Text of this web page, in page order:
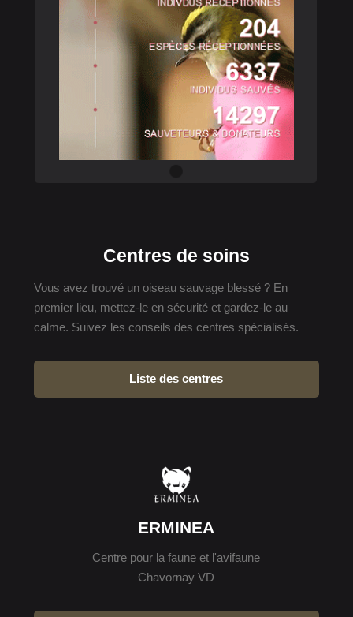
Centres de soins
Vous avez trouvé un oiseau sauvage blessé ? En
premier lieu, mettez-le en sécurité et gardez-le au
calme. Suivez les conseils des centres spécialisés.
Liste des centres
ERMINEA
Centre pour la faune et l'avifaune
Chavornay VD